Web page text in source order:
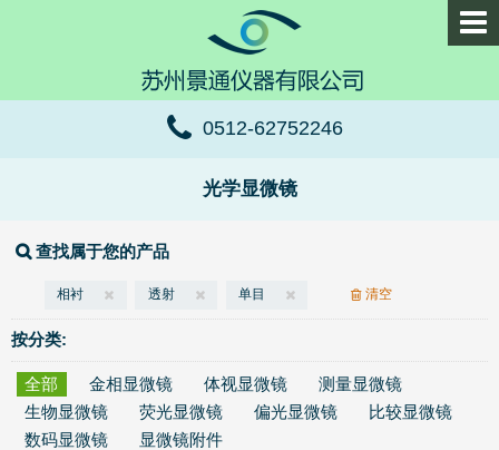
0512-62752246
光学显微镜
查找属于您的产品
相衬 透射 单目 清空
按分类:
全部 金相显微镜 体视显微镜
测量显微镜
生物显微镜
荧光显微镜 偏光显微镜
比较显微镜
数码显微镜
显微镜附件